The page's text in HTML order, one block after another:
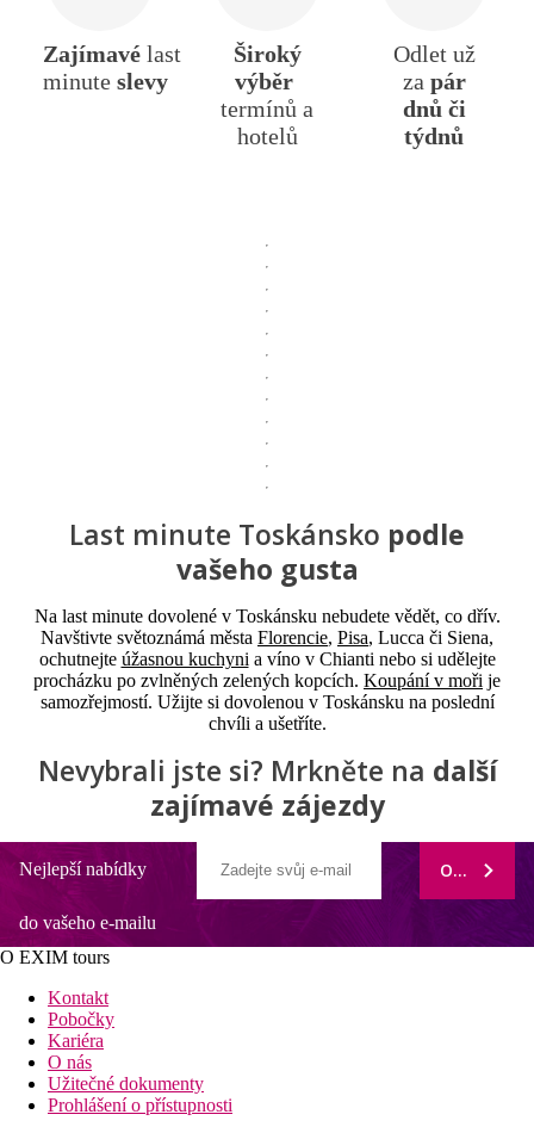
Zajímavé last
minute slevy
Široký
výběr
termínů a
hotelů
Odlet už
za pár
dnů či
týdnů
Last minute Toskánsko podle
vašeho gusta
Na last minute dovolené v Toskánsku nebudete vědět, co dřív.
Navštivte světoznámá města Florencie, Pisa, Lucca či Siena,
ochutnejte úžasnou kuchyni a víno v Chianti nebo si udělejte
procházku po zvlněných zelených kopcích. Koupání v moři je
samozřejmostí. Užijte si dovolenou v Toskánsku na poslední
chvíli a ušetříte.
Nevybrali jste si? Mrkněte na další
zajímavé zájezdy
Nejlepší nabídky
do vašeho e-mailu
ODEBÍRAT
O EXIM tours
Kontakt
Pobočky
Kariéra
O nás
Užitečné dokumenty
Prohlášení o přístupnosti